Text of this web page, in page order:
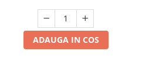
Cadouri Fete
Pentru Copilul din tine
Cadouri Haioase
Cani si Termosuri
Jocuri si Puzzle
Produse pentru Calatorie
Cadouri Sfantul Alexandru
Cadouri Sfanta Ana
ADAUGA IN COS